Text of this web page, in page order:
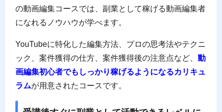
の動画編集コースでは、副業として稼げる動画編集者
になれるノウハウが学べます。
YouTubeに特化した編集方法、プロの思考法やテクニ
ック、案件獲得の仕方、案件獲得後の注意点など、動
画編集初心者でもしっかり稼げるようになるカリキュ
ラムが用意されたコースです。